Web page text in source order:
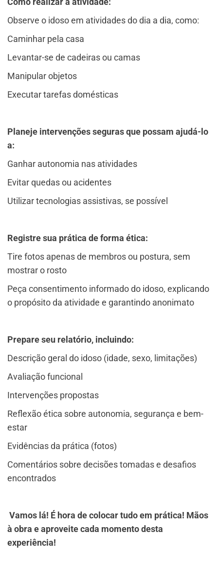
Observe o idoso em atividades do dia a dia, como:
Caminhar pela casa
Levantar-se de cadeiras ou camas
Manipular objetos
Executar tarefas domésticas
Planeje intervenções seguras que possam ajudá-lo
a:
Ganhar autonomia nas atividades
Evitar quedas ou acidentes
Utilizar tecnologias assistivas, se possível
Registre sua prática de forma ética:
Tire fotos apenas de membros ou postura, sem
mostrar o rosto
Peça consentimento informado do idoso, explicando
o propósito da atividade e garantindo anonimato
Prepare seu relatório, incluindo:
Descrição geral do idoso (idade, sexo, limitações)
Avaliação funcional
Intervenções propostas
Reflexão ética sobre autonomia, segurança e bem-
estar
Evidências da prática (fotos)
Comentários sobre decisões tomadas e desafios
encontrados
Vamos lá! É hora de colocar tudo em prática! Mãos
à obra e aproveite cada momento desta
experiência!